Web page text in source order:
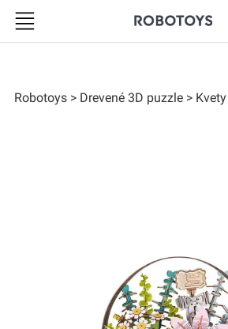
Robotoys
Robotoys Drevené 3D puzzle Kvety